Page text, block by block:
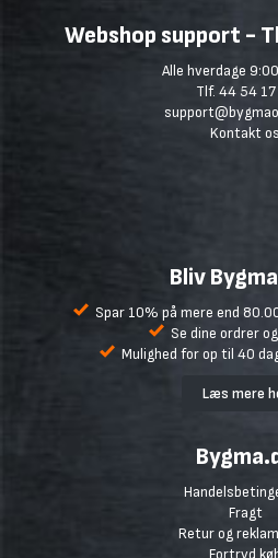
Webshop support -
Alle hverdage
Tlf. 44 54
Kontakt os
Bliv
Spar 10% på mere end
Se dine ordrer
Mulighed for op til 40
Læs mere
Fragt
Retur og
Fortryd